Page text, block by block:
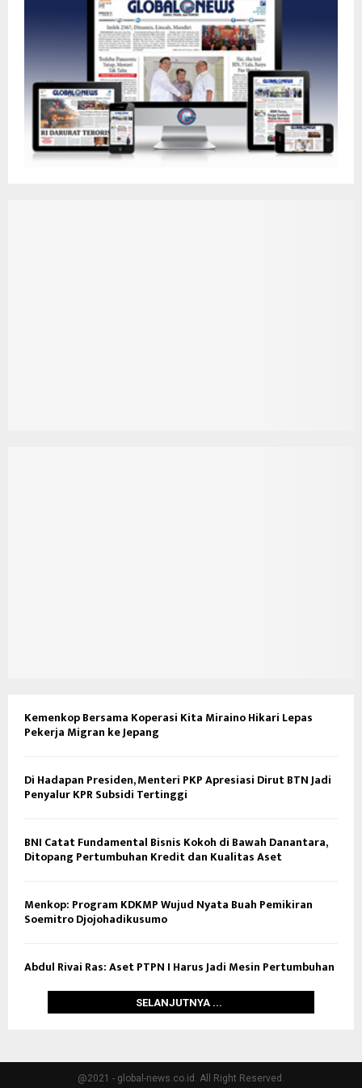
Kemenkop Bersama Koperasi Kita Miraino Hikari Lepas
Pekerja Migran ke Jepang
Di Hadapan Presiden, Menteri PKP Apresiasi Dirut BTN Jadi
Penyalur KPR Subsidi Tertinggi
BNI Catat Fundamental Bisnis Kokoh di Bawah Danantara,
Ditopang Pertumbuhan Kredit dan Kualitas Aset
Menkop: Program KDKMP Wujud Nyata Buah Pemikiran
Soemitro Djojohadikusumo
Abdul Rivai Ras: Aset PTPN I Harus Jadi Mesin Pertumbuhan
SELANJUTNYA ...
@2021 - global-news.co.id. All Right Reserved.